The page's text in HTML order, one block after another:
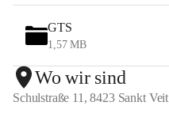
GTS
1,57 MB
Wo wir sind
Schulstraße 11, 8423 Sankt